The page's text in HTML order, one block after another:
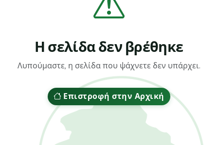
Η σελίδα δεν βρέθηκε
Λυπούμαστε, η σελίδα που ψάχνετε δεν υπάρχει.
Επιστροφή στην Αρχική